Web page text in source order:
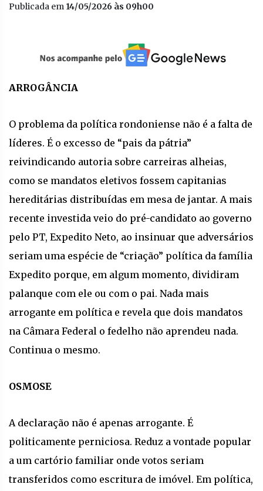
Publicada em 14/05/2026 às 09h00
ARROGÂNCIA
O problema da política rondoniense não é a falta de
líderes. É o excesso de “pais da pátria”
reivindicando autoria sobre carreiras alheias,
como se mandatos eletivos fossem capitanias
hereditárias distribuídas em mesa de jantar. A mais
recente investida veio do pré-candidato ao governo
pelo PT, Expedito Neto, ao insinuar que adversários
seriam uma espécie de “criação” política da família
Expedito porque, em algum momento, dividiram
palanque com ele ou com o pai. Nada mais
arrogante em política e revela que dois mandatos
na Câmara Federal o fedelho não aprendeu nada.
Continua o mesmo.
OSMOSE
A declaração não é apenas arrogante. É
politicamente perniciosa. Reduz a vontade popular
a um cartório familiar onde votos seriam
transferidos como escritura de imóvel. Em política,